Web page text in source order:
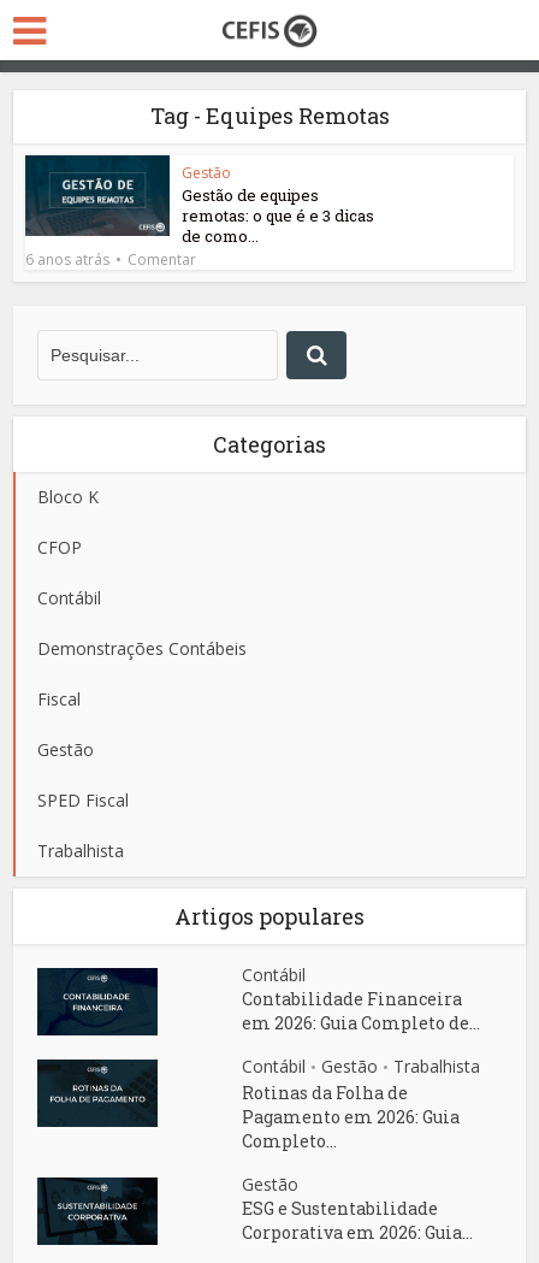
Tag - Equipes Remotas
Gestão
Gestão de equipes
remotas: o que é e 3 dicas
de como...
6 anos atrás Comentar
Categorias
Bloco K
CFOP
Contábil
Demonstrações Contábeis
Fiscal
Gestão
SPED Fiscal
Trabalhista
Artigos populares
Contábil
Contabilidade Financeira
em 2026: Guia Completo de...
Contábil • Gestão • Trabalhista
Rotinas da Folha de
Pagamento em 2026: Guia
Completo...
Gestão
ESG e Sustentabilidade
Corporativa em 2026: Guia...